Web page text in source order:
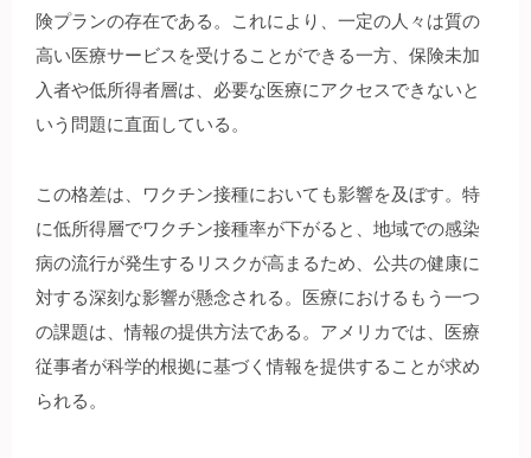
険プランの存在である。これにより、一定の人々は質の
高い医療サービスを受けることができる一方、保険未加
入者や低所得者層は、必要な医療にアクセスできないと
いう問題に直面している。
この格差は、ワクチン接種においても影響を及ぼす。特
に低所得層でワクチン接種率が下がると、地域での感染
病の流行が発生するリスクが高まるため、公共の健康に
対する深刻な影響が懸念される。医療におけるもう一つ
の課題は、情報の提供方法である。アメリカでは、医療
従事者が科学的根拠に基づく情報を提供することが求め
られる。